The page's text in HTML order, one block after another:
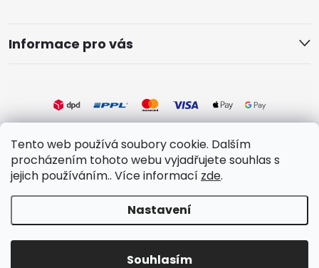
Tento web používá soubory cookie. Dalším
procházením tohoto webu vyjadřujete souhlas s
jejich používáním.. Více informací zde.
Nastavení
Souhlasím
Informace pro vás
Vytvořil Shoptet
Copyright 2026J&J Tile Design. Všechna práva vyhrazena.